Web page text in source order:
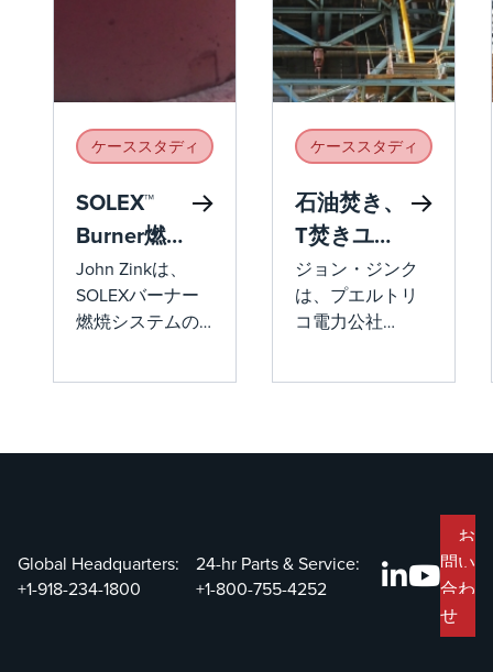
ケーススタディ
SOLEX™
Burner燃焼
システムを
提供し、排
出量を削減
John Zinkは、
SOLEXバーナー
燃焼システムの
ぼゼロのCO排出
ョン・ジンクの
次世代NOx技術
ケーススタディ
石油焚き、
T焚きユー
ティリティ
炉の燃焼ガ
スおよび石
ジョン・ジンク
は、プエルトリ
コ電力公社
410MWe接線燃焼
ット #5 および
#6 ボイラーに高
Global Headquarters:
+1-918-234-1800
24-hr Parts & Service:
+1-800-755-4252
お
問い
合わ
せ